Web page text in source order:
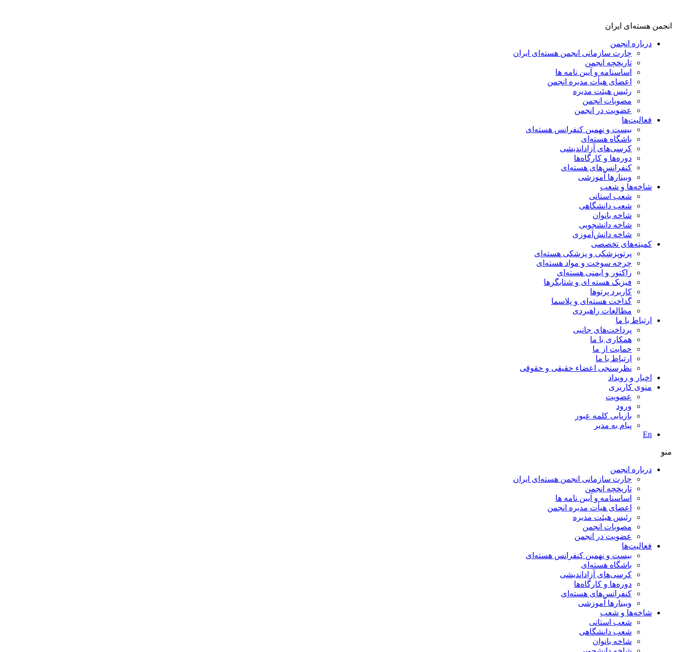
انجمن هسته‌ای ایران
درباره انجمن
چارت سازمانی انجمن هسته‌ای ایران
تاریخچه انجمن
اساسنامه و آیین نامه ها
اعضای هیأت مدیره انجمن
رئیس هیئت مدیره
مصوبات انجمن
عضویت در انجمن
فعالیت‌ها
بیست و نهمین کنفرانس هسته‌ای
باشگاه هسته‌ای
کرسی‌های آزاداندیشی
دوره‌ها و کارگاه‌ها
کنفرانس‌های هسته‌ای
وبینارها آموزشی
شاخه‌ها و شعب
شعب استانی
شعب دانشگاهی
شاخه بانوان
شاخه دانشجویی
شاخه دانش‌آموزی
کمیته‌های تخصصی
پرتوپزشکی و پزشکی هسته‌ای
چرخه سوخت و مواد هسته‌ای
راکتور و ایمنی هسته‌ای
فیزیک هسته ای و شتابگرها
کاربرد پرتوها
گداخت هسته‌ای و پلاسما
مطالعات راهبردی
ارتباط با ما
پرداخت‌های جانبی
همکاری با ما
حمايت از ما
ارتباط با ما
نظر‌سنجی اعضاء حقیقی و حقوقی
اخبار و رويداد
منوی کاربری
عضویت
ورود
بازیابی کلمه عبور
پیام به مدير
En
منو
درباره انجمن
چارت سازمانی انجمن هسته‌ای ایران
تاریخچه انجمن
اساسنامه و آیین نامه ها
اعضای هیأت مدیره انجمن
رئیس هیئت مدیره
مصوبات انجمن
عضویت در انجمن
فعالیت‌ها
بیست و نهمین کنفرانس هسته‌ای
باشگاه هسته‌ای
کرسی‌های آزاداندیشی
دوره‌ها و کارگاه‌ها
کنفرانس‌های هسته‌ای
وبینارها آموزشی
شاخه‌ها و شعب
شعب استانی
شعب دانشگاهی
شاخه بانوان